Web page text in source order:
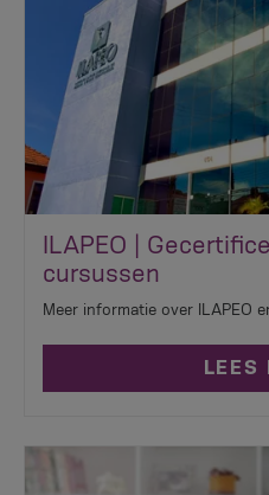
ILAPEO |
cursussen
Meer informatie over ILAPEO
LEES